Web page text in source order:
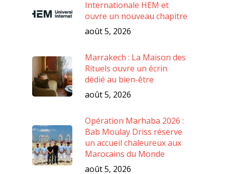
Internationale HEM et
ouvre un nouveau chapitre
août 5, 2026
Marrakech : La Maison des
Rituels ouvre un écrin
dédié au bien-être
août 5, 2026
Opération Marhaba 2026 :
Bab Moulay Driss réserve
un accueil chaleureux aux
Marocains du Monde
août 5, 2026